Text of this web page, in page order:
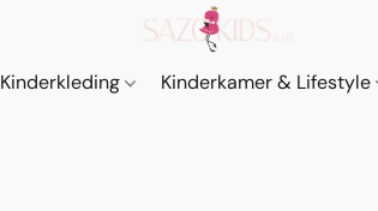
Kinderkleding Kinderkamer & Lifestyle